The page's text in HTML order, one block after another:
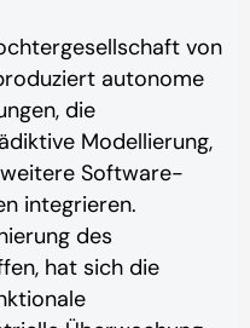
von
autonome
die
Modellierung,
Software-
integrieren.
des
hat sich die